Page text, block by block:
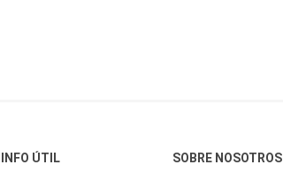
INFO ÚTIL SOBRE NOSOTROS